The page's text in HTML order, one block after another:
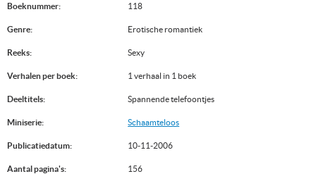
Boeknummer: 118
Genre: Erotische romantiek
Reeks: Sexy
Verhalen per boek: 1 verhaal in 1 boek
Deeltitels: Spannende telefoontjes
Miniserie: Schaamteloos
Publicatiedatum: 10-11-2006
Aantal pagina's: 156